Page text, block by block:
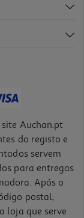
Auchan.pt
do registo e
servem
para entregas
Após o
postal,
loja que serve